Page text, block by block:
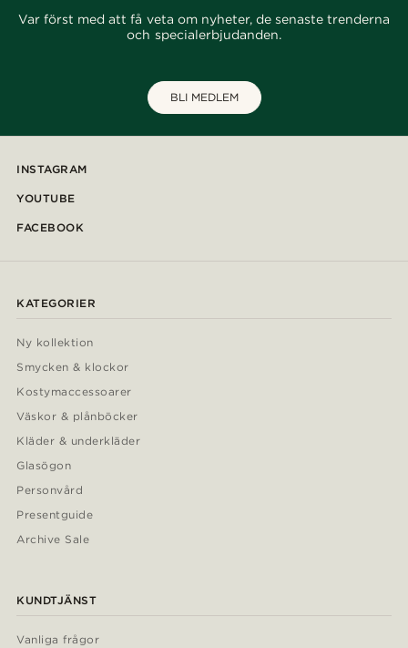
Var först med att få veta om nyheter, de senaste trenderna
och specialerbjudanden.
BLI MEDLEM
INSTAGRAM
YOUTUBE
FACEBOOK
KATEGORIER
Ny kollektion
Smycken & klockor
Kostymaccessoarer
Väskor & plånböcker
Kläder & underkläder
Glasögon
Personvård
Presentguide
Archive Sale
KUNDTJÄNST
Vanliga frågor